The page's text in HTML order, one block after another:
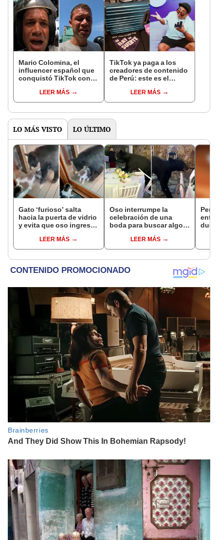
Mario Colomina, el
influencer español que
conquistó TikTok con
"Mi amor nació por la
gastronomía"
LEER MÁS
TikTok ya paga a los
creadores de contenido
de Perú: este es el
llegar a cobrar por 1.000
vistas
LEER MÁS
LO MÁS VISTO LO ÚLTIMO
Gato ‘furioso’ salta
hacia la puerta de vidrio
y evita que oso ingrese
LEER MÁS
Oso interrumpe la
celebración de una
boda para buscar algo
LEER MÁS